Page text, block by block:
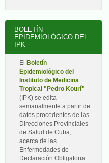
BOLETÍN
EPIDEMIOLÓGICO DEL
IPK
El Boletín
Epidemiológico del
Instituto de Medicina
Tropical "Pedro Kourí"
(IPK) se edita
semanalmente a partir de
datos procedentes de las
Direcciones Provinciales
de Salud de Cuba,
acerca de las
Enfermedades de
Declaración Obligatoria